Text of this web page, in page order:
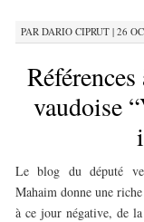
PAR DARIO CIPRUT |26
vaudoise
Le blog du député
Mahaim donne une
à ce jour négative, de